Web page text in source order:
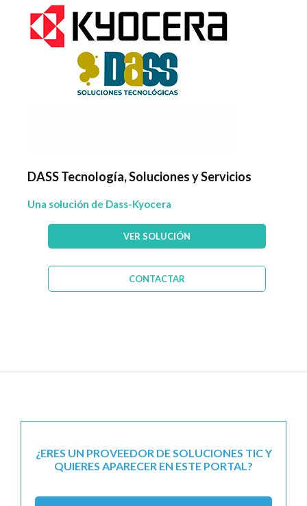
DASS Tecnología, Soluciones y Servicios
Una solución de Dass-Kyocera
VER SOLUCIÓN
CONTACTAR
¿ERES UN PROVEEDOR DE SOLUCIONES TIC Y
QUIERES APARECER EN ESTE PORTAL?